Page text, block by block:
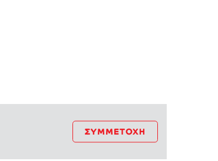
ΣΥΜΜΕΤΟΧΉ